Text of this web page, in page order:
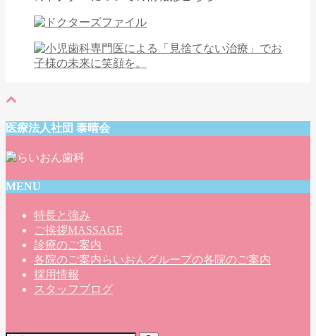
医療法人社団 泰晴会
MENU
特長と強み
ご挨拶MASSAGE
診療のご案内
各院のご案内 らいおんグループの各院のご案内
採用情報
スタッフブログ